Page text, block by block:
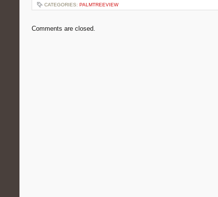
CATEGORIES: PALMTREEVIEW
Comments are closed.